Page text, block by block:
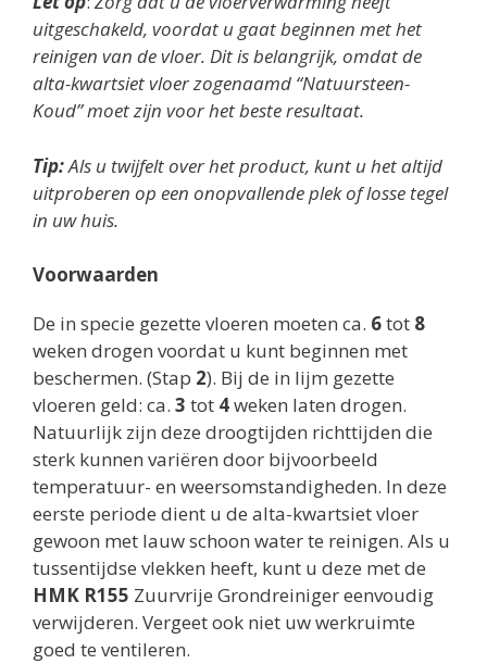
uitgeschakeld, voordat u gaat beginnen met het
reinigen van de vloer. Dit is belangrijk, omdat de
alta-kwartsiet vloer zogenaamd “Natuursteen-
Koud” moet zijn voor het beste resultaat.
Tip:Als u twijfelt over het product, kunt u het altijd
uitproberen op een onopvallende plek of losse tegel
in uw huis.
Voorwaarden
De in specie gezette vloeren moeten ca. 6tot 8
weken drogen voordat u kunt beginnen met
beschermen. (Stap 2). Bij de in lijm gezette
vloeren geld: ca. 3 tot 4weken laten drogen.
Natuurlijk zijn deze droogtijden richttijden die
sterk kunnen variëren door bijvoorbeeld
temperatuur- en weersomstandigheden. In deze
eerste periode dient u de alta-kwartsiet vloer
gewoon met lauw schoon water te reinigen. Als u
tussentijdse vlekken heeft, kunt u deze met de
HMK R155 Zuurvrije Grondreiniger eenvoudig
verwijderen. Vergeet ook niet uw werkruimte
goed te ventileren.